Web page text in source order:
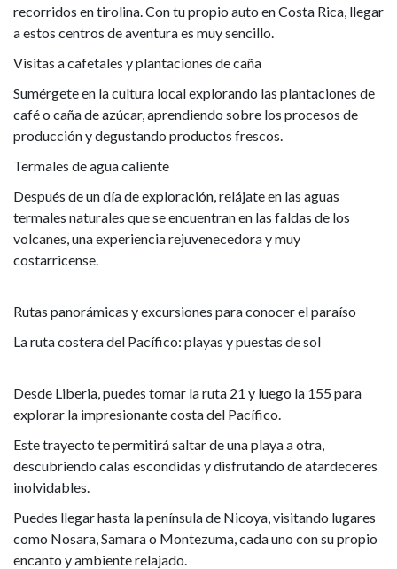
recorridos en tirolina. Con tu propio auto en Costa Rica, llegar
a estos centros de aventura es muy sencillo.
Visitas a cafetales y plantaciones de caña
Sumérgete en la cultura local explorando las plantaciones de
café o caña de azúcar, aprendiendo sobre los procesos de
producción y degustando productos frescos.
Termales de agua caliente
Después de un día de exploración, relájate en las aguas
termales naturales que se encuentran en las faldas de los
volcanes, una experiencia rejuvenecedora y muy
costarricense.
Rutas panorámicas y excursiones para conocer el paraíso
La ruta costera del Pacífico: playas y puestas de sol
Desde Liberia, puedes tomar la ruta 21 y luego la 155 para
explorar la impresionante costa del Pacífico.
Este trayecto te permitirá saltar de una playa a otra,
descubriendo calas escondidas y disfrutando de atardeceres
inolvidables.
Puedes llegar hasta la península de Nicoya, visitando lugares
como Nosara, Samara o Montezuma, cada uno con su propio
encanto y ambiente relajado.